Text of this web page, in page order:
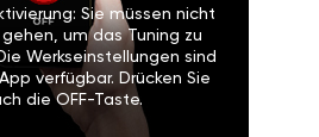
Sie müssen nicht
um das Tuning zu
Werkseinstellungen sind
verfügbar. Drücken Sie
die OFF-Taste.